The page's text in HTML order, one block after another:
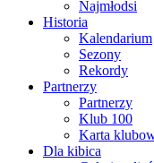
Najmłodsi
Historia
Kalendarium
Sezony
Rekordy
Partnerzy
Partnerzy
Klub 100
Karta
Dla kibica